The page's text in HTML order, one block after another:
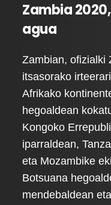
Zambia
agua
Zambian, ofizialki
itsasorako
Afrikako
hegoaldean
Kongoko
iparraldean,
eta Mozambike
Botsuana
mendebaldean